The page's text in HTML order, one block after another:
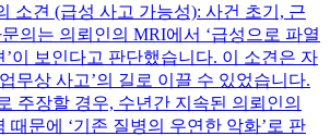
소견 (급성 사고 가능성): 사건 초기, 근
의는 의뢰인의 MRI에서 ‘급성으로 파열
’이 보인다고 판단했습니다. 이 소견은 자
무상 사고’의 길로 이끌 수 있었습니다.
주장할 경우, 수년간 지속된 의뢰인의
때문에 ‘기존 질병의 우연한 악화’로 판